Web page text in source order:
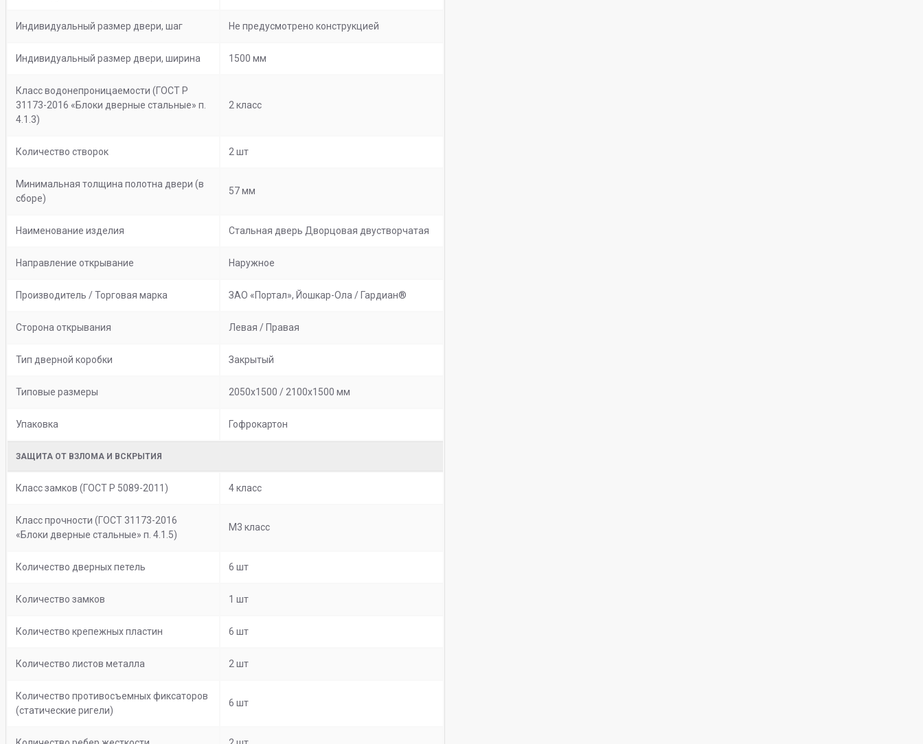
Индивидуальный размер двери, шаг Не предусмотрено конструкцией
Индивидуальный размер двери, ширина 1500 мм
Класс водонепроницаемости (ГОСТ Р
31173-2016 «Блоки дверные стальные» п.
4.1.3)
2 класс
Количество створок 2 шт
Минимальная толщина полотна двери (в
сборе)
57 мм
Наименование изделия Стальная дверь Дворцовая двустворчатая
Направление открывание Наружное
Производитель / Торговая марка ЗАО «Портал», Йошкар-Ола / Гардиан®
Сторона открывания Левая / Правая
Тип дверной коробки Закрытый
Типовые размеры 2050х1500 / 2100х1500 мм
Упаковка Гофрокартон
ЗАЩИТА ОТ ВЗЛОМА И ВСКРЫТИЯ
Класс замков (ГОСТ Р 5089-2011) 4 класс
Класс прочности (ГОСТ 31173-2016
«Блоки дверные стальные» п. 4.1.5)
М3 класс
Количество дверных петель 6 шт
Количество замков 1 шт
Количество крепежных пластин 6 шт
Количество листов металла 2 шт
Количество противосъемных фиксаторов
(статические ригели)
6 шт